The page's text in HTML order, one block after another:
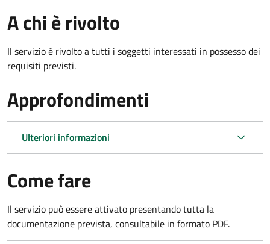
A chi è rivolto
Il servizio è rivolto a tutti i soggetti interessati in possesso dei
requisiti previsti.
Approfondimenti
Ulteriori informazioni
Come fare
Il servizio può essere attivato presentando tutta la
documentazione prevista, consultabile in formato PDF.